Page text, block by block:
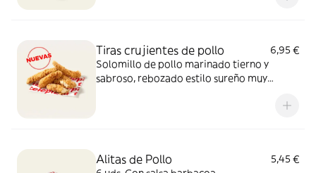
Tiras crujientes de pollo
6,95 €
Solomillo de pollo marinado tierno y
sabroso, rebozado estilo sureño muy
Alitas de Pollo
5,45 €